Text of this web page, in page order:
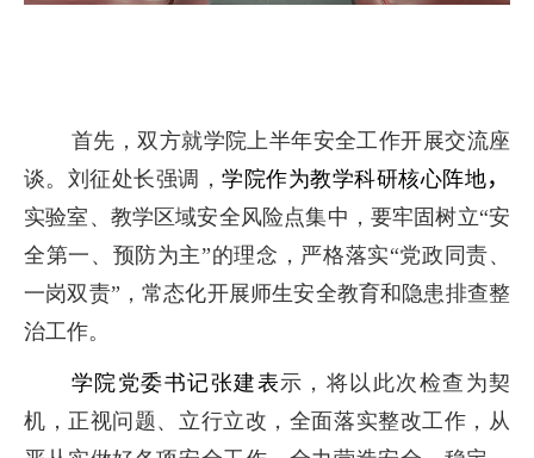
首先，双方就学院上半年安全工作开展交流座
谈。刘征处长强调，学院作为教学科研核心阵地，
实验室、教学区域安全风险点集中，要牢固树立“安
全第一、预防为主”的理念，严格落实“党政同责、
一岗双责”，常态化开展师生安全教育和隐患排查整
治工作。
学院党委书记张建表示，将以此次检查为契
机，正视问题、立行立改，全面落实整改工作，从